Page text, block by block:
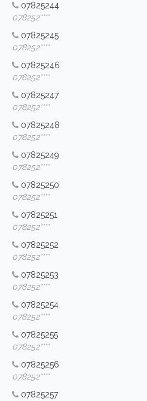
07825244
078252****
07825245
078252****
07825246
078252****
07825247
078252****
07825248
078252****
07825249
078252****
07825250
078252****
07825251
078252****
07825252
078252****
07825253
078252****
07825254
078252****
07825255
078252****
07825256
078252****
07825257